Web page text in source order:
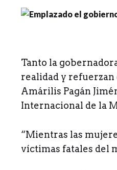
Tanto la
realidad y refuerzan
Amárilis Pagán
Internacional de la
“Mientras las
víctimas fatales del